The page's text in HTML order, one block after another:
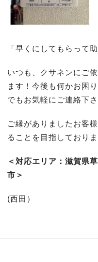
「早くにしてもらって
いつも、クサネンにご
ます！今後も何かお困
でもお気軽にご連絡下
ご縁がありましたお客
ることを目指しておりま
＜ 対応エリア：滋賀県
市＞
(西田）